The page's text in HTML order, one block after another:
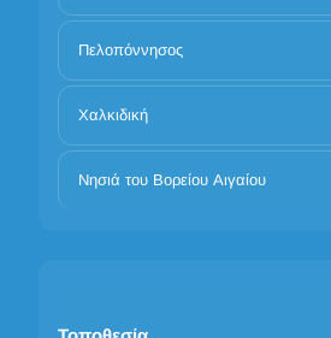
Πελοπόννησος
Χαλκιδική
Νησιά του Βορείου Αιγαίου